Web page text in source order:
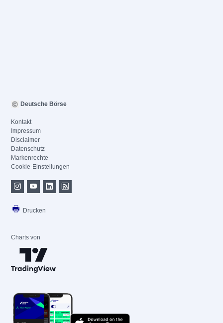
Deutsche Börse
Kontakt
Impressum
Disclaimer
Datenschutz
Markenrechte
Cookie-Einstellungen
Drucken
Charts von